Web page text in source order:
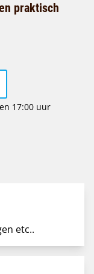
praktisch
17:00 uur
etc..